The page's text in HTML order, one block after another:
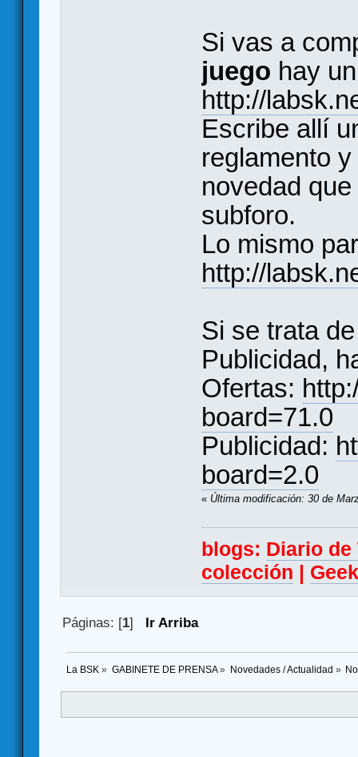
Si vas a
juego hay
http://
Escribe allí
reglamento
novedad
subforo.
Lo mismo
http://
Si se trata
Publicidad,
Ofertas:
board=71.0
Publicidad:
board=2.0
« Última modificación: 30 de
blogs: Diario
colección |
Páginas: [1] Ir Arriba
La BSK » GABINETE DE PRENSA» Novedades / Actualidad »